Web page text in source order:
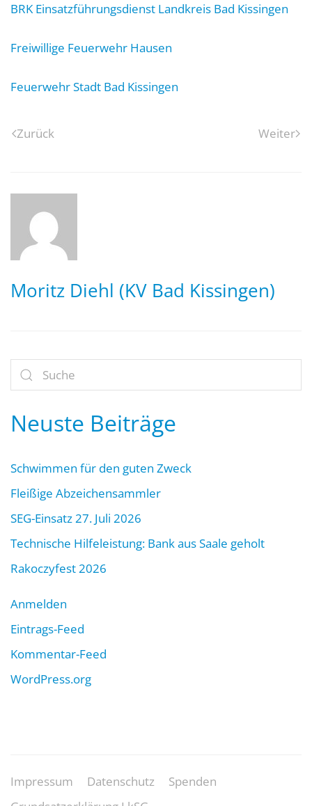
BRK Einsatzführungsdienst Landkreis Bad Kissingen
Freiwillige Feuerwehr Hausen
Feuerwehr Stadt Bad Kissingen
Zurück Weiter
Moritz Diehl (KV Bad Kissingen)
Neuste Beiträge
Schwimmen für den guten Zweck
Fleißige Abzeichensammler
SEG-Einsatz 27. Juli 2026
Technische Hilfeleistung: Bank aus Saale geholt
Rakoczyfest 2026
Anmelden
Eintrags-Feed
Kommentar-Feed
WordPress.org
Impressum Datenschutz
Spenden